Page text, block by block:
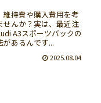
維持費や購入費用を考
んか？実は、最近注
A3スポーツバックの
あるんです...
2025.08.04